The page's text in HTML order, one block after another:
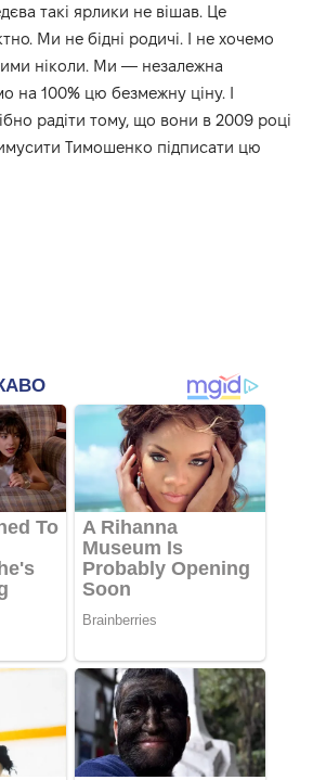
такі ярлики не вішав. Це
Ми не бідні родичі. І не хочемо
ніколи. Ми — незалежна
на 100% цю безмежну ціну. І
радіти тому, що вони в 2009 році
Тимошенко підписати цю